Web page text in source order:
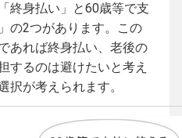
終身払い」と60歳等で支
の2つがあります。この
あれば終身払い、老後の
するのは避けたいと考え
択が考えられます。